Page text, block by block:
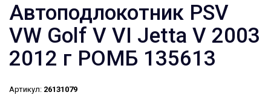
Автоподлокотник PSV
VW Golf V VI Jetta V 2003
2012 г РОМБ 135613
Артикул: 26131079